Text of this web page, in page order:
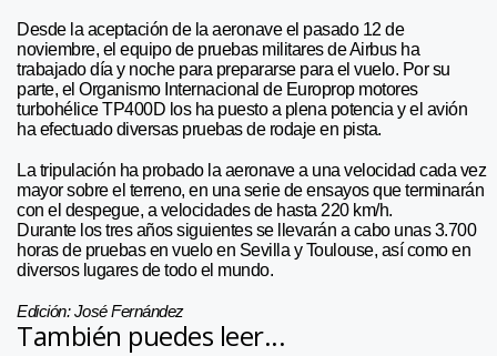
Desde la aceptación de la aeronave el pasado 12 de
noviembre, el equipo de pruebas militares de Airbus ha
trabajado día y noche para prepararse para el vuelo. Por su
parte, el Organismo Internacional de Europrop motores
turbohélice TP400D los ha puesto a plena potencia y el avión
ha efectuado diversas pruebas de rodaje en pista.
La tripulación ha probado la aeronave a una velocidad cada vez
mayor sobre el terreno, en una serie de ensayos que terminarán
con el despegue, a velocidades de hasta 220 km/h.
Durante los tres años siguientes se llevarán a cabo unas 3.700
horas de pruebas en vuelo en Sevilla y Toulouse, así como en
diversos lugares de todo el mundo.
Edición: José Fernández
También puedes leer...